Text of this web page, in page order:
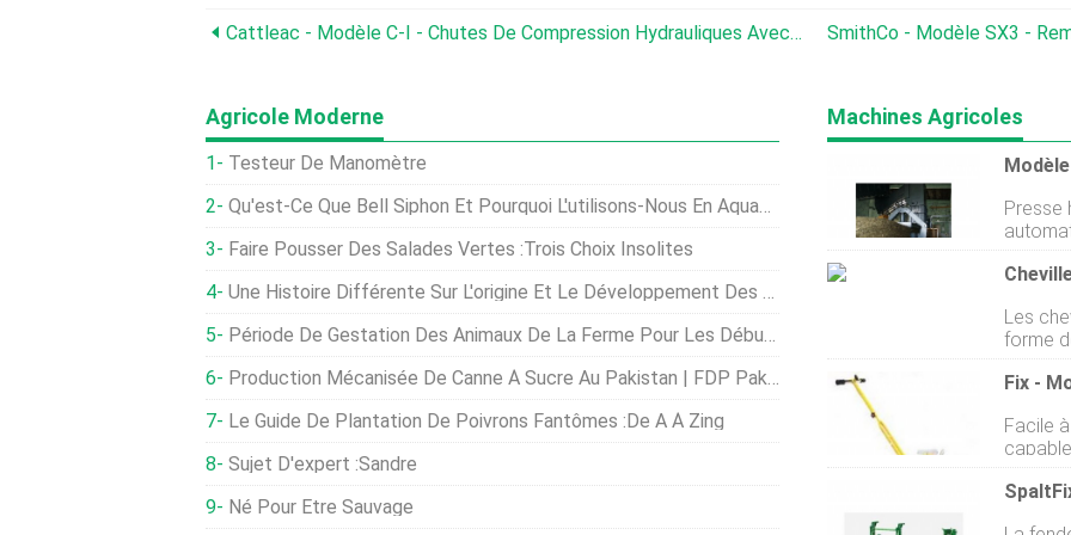
Cattleac - Modèle C-I - Chutes De Compression Hydrauliques Avec Balance SmithCo - Modèle SX3 -
Agricole Moderne
Testeur De Manomètre
Qu'est-Ce Que Bell Siphon Et Pourquoi L'utilisons-Nous En Aquaponie ?
Faire Pousser Des Salades Vertes :trois Choix Insolites
Une Histoire Différente Sur L'origine Et Le Développement Des Protéines Alternatives En Chine
Période De Gestation Des Animaux De La Ferme Pour Les Débutants
Production Mécanisée De Canne À Sucre Au Pakistan | FDP Pakistan
Le Guide De Plantation De Poivrons Fantômes :de A À Zing
Sujet D'expert :sandre
Né Pour Être Sauvage
Machines Agricoles
Presse
balles
de
une
avec
verticale. Avec un mode de travail
limite à
plan de
Les
forme
tout ce
temps.
calibre
Le
Facile